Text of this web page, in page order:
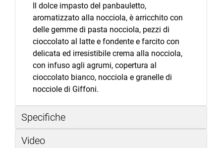
Il dolce impasto del panbauletto,
aromatizzato alla nocciola, è arricchito con
delle gemme di pasta nocciola, pezzi di
cioccolato al latte e fondente e farcito con
delicata ed irresistibile crema alla nocciola,
con infuso agli agrumi, copertura al
cioccolato bianco, nocciola e granelle di
nocciole di Giffoni.
Specifiche
Video